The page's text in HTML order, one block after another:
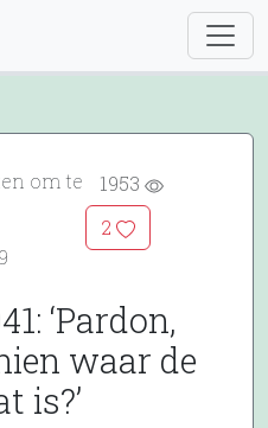
om te
1953
2
‘Pardon,
waar de
is?’